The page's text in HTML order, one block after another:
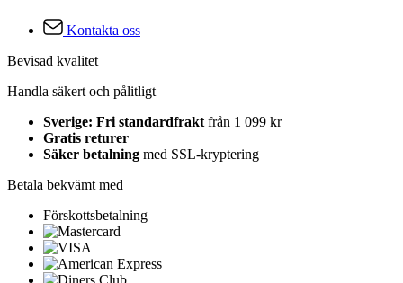
Kontakta oss
Bevisad kvalitet
Handla säkert och pålitligt
Sverige: Fri standardfrakt från 1 099 kr
Gratis returer
Säker betalning med SSL-kryptering
Betala bekvämt med
Förskottsbetalning